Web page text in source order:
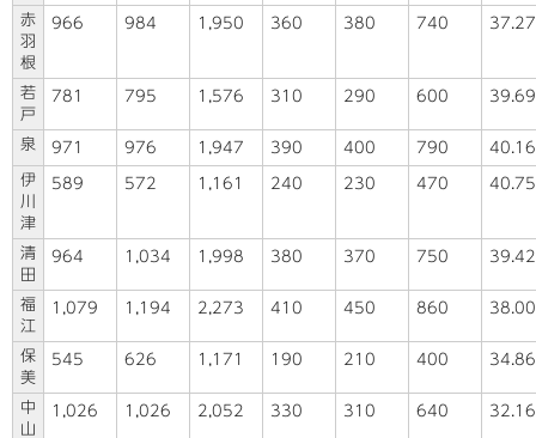
赤
羽
根
966 984 1,950 360 380 740 37.27
若
戸
781 795 1,576 310 290 600 39.69
泉 971 976 1,947 390 400 790 40.16
伊
川
津
589 572 1,161 240 230 470 40.75
清
田
964 1,034 1,998 380 370 750 39.42
福
江
1,079 1,194 2,273 410 450 860 38.00
保
美
545 626 1,171 190 210 400 34.86
中
山
1,026 1,026 2,052 330 310 640 32.16